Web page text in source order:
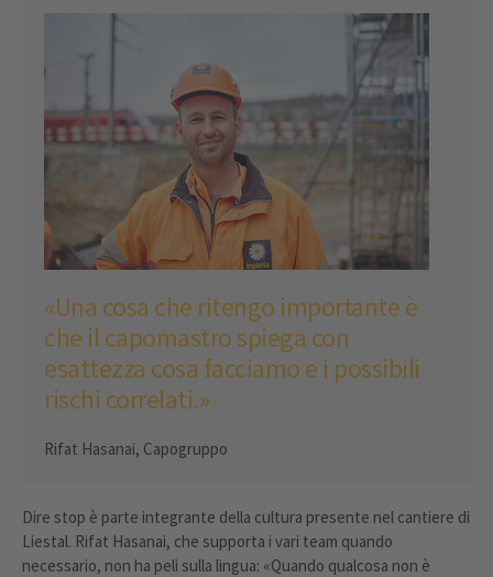
«Una cosa che ritengo importante è
che il capomastro spiega con
esattezza cosa facciamo e i possibili
rischi correlati.»
Rifat Hasanai, Capogruppo
Dire stop è parte integrante della cultura presente nel cantiere di
Liestal. Rifat Hasanai, che supporta i vari team quando
necessario, non ha peli sulla lingua: «Quando qualcosa non è